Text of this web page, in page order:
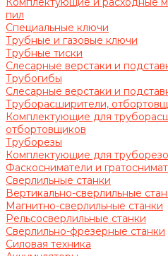
пил
Специальные ключи
Трубные и газовые ключи
Трубные тиски
Слесарные верстаки и
Трубогибы
Слесарные верстаки и
Труборасширители,
Комплектующие для
отбортовщиков
Труборезы
Комплектующие для
Фаскосниматели и
Сверлильные станки
Вертикально-сверлильные
Магнитно-сверлильные станки
Рельсосверлильные станки
Сверлильно-фрезерные станки
Силовая техника